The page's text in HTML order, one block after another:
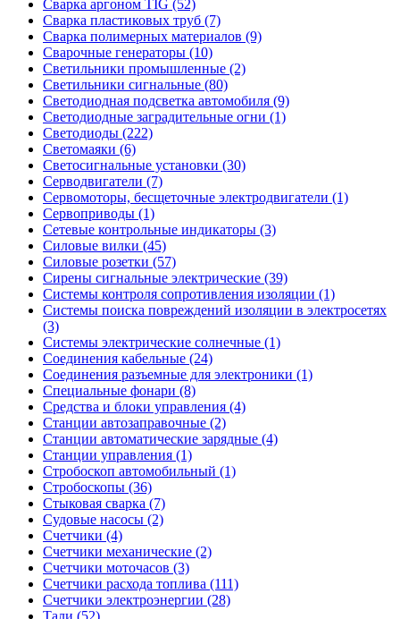
Сварка аргоном TIG (52)
Сварка пластиковых труб (7)
Сварка полимерных материалов (9)
Сварочные генераторы (10)
Светильники промышленные (2)
Светильники сигнальные (80)
Светодиодная подсветка автомобиля (9)
Светодиодные заградительные огни (1)
Светодиоды (222)
Светомаяки (6)
Светосигнальные установки (30)
Серводвигатели (7)
Сервомоторы, бесщеточные электродвигатели (1)
Сервоприводы (1)
Сетевые контрольные индикаторы (3)
Силовые вилки (45)
Силовые розетки (57)
Сирены сигнальные электрические (39)
Системы контроля сопротивления изоляции (1)
Системы поиска повреждений изоляции в электросетях
(3)
Системы электрические солнечные (1)
Соединения кабельные (24)
Соединения разъемные для электроники (1)
Специальные фонари (8)
Средства и блоки управления (4)
Станции автозаправочные (2)
Станции автоматические зарядные (4)
Станции управления (1)
Стробоскоп автомобильный (1)
Стробоскопы (36)
Стыковая сварка (7)
Судовые насосы (2)
Счетчики (4)
Счетчики механические (2)
Счетчики моточасов (3)
Счетчики расхода топлива (111)
Счетчики электроэнергии (28)
Тали (52)